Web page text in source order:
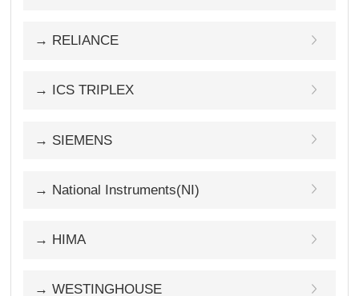
→ RELIANCE
→ ICS TRIPLEX
→ SIEMENS
→ National Instruments(NI)
→ HIMA
→ WESTINGHOUSE